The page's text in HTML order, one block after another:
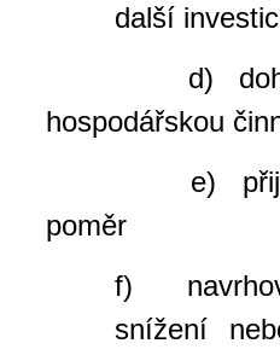
další
d) dohlížet
hospodářskou
e) přijímat
poměr
f)
snížení